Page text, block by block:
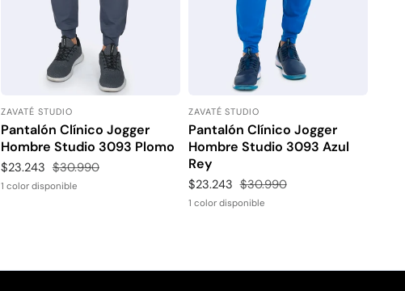
Proveedor:
ZAVATÉ STUDIO
Pantalón Clínico Jogger
Hombre Studio 3093 Plomo
Precio
de
$23.243 Precio
habitual
$30.990
1 color disponible
Proveedor:
ZAVATÉ STUDIO
Pantalón Clínico Jogger
Hombre Studio 3093 Azul
Rey
Precio
de
$23.243 Precio
habitual
$30.990
1 color disponible